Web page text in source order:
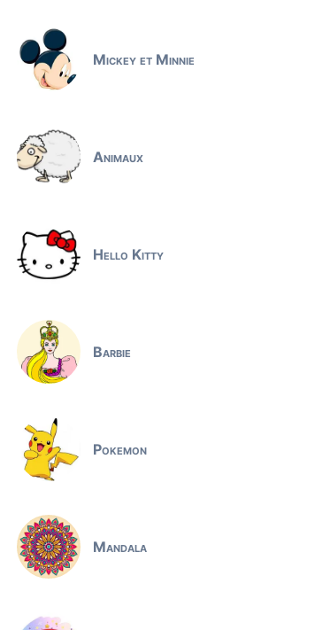
Mickey et Minnie
Animaux
Hello Kitty
Barbie
Pokemon
Mandala